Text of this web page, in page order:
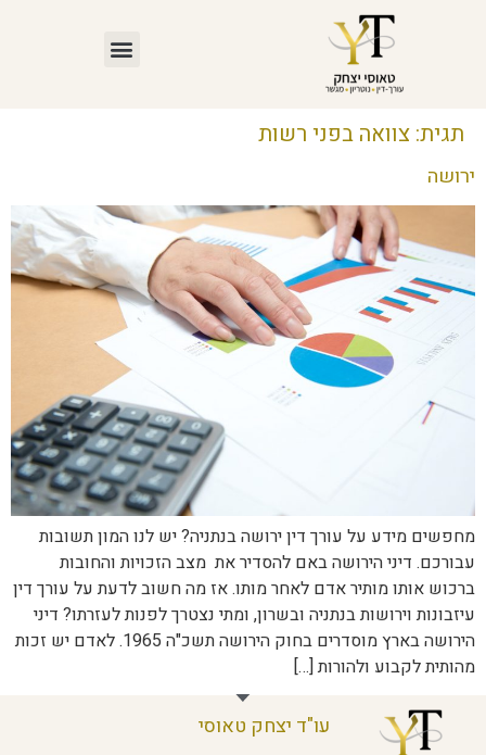
תגית: צוואה בפני רשות
ירושה
מחפשים מידע על עורך דין ירושה בנתניה? יש לנו המון תשובות
עבורכם. דיני הירושה באם להסדיר את מצב הזכויות והחובות
ברכוש אותו מותיר אדם לאחר מותו. אז מה חשוב לדעת על עורך דין
עיזבונות וירושות בנתניה ובשרון, ומתי נצטרך לפנות לעזרתו? דיני
הירושה בארץ מוסדרים בחוק הירושה תשכ"ה 1965. לאדם יש זכות
מהותית לקבוע ולהורות […]
עו"ד יצחק טאוסי